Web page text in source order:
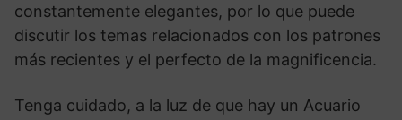
constantemente elegantes, por lo que puede
discutir los temas relacionados con los patrones
más recientes y el perfecto de la magnificencia.
Tenga cuidado, a la luz de que hay un Acuario